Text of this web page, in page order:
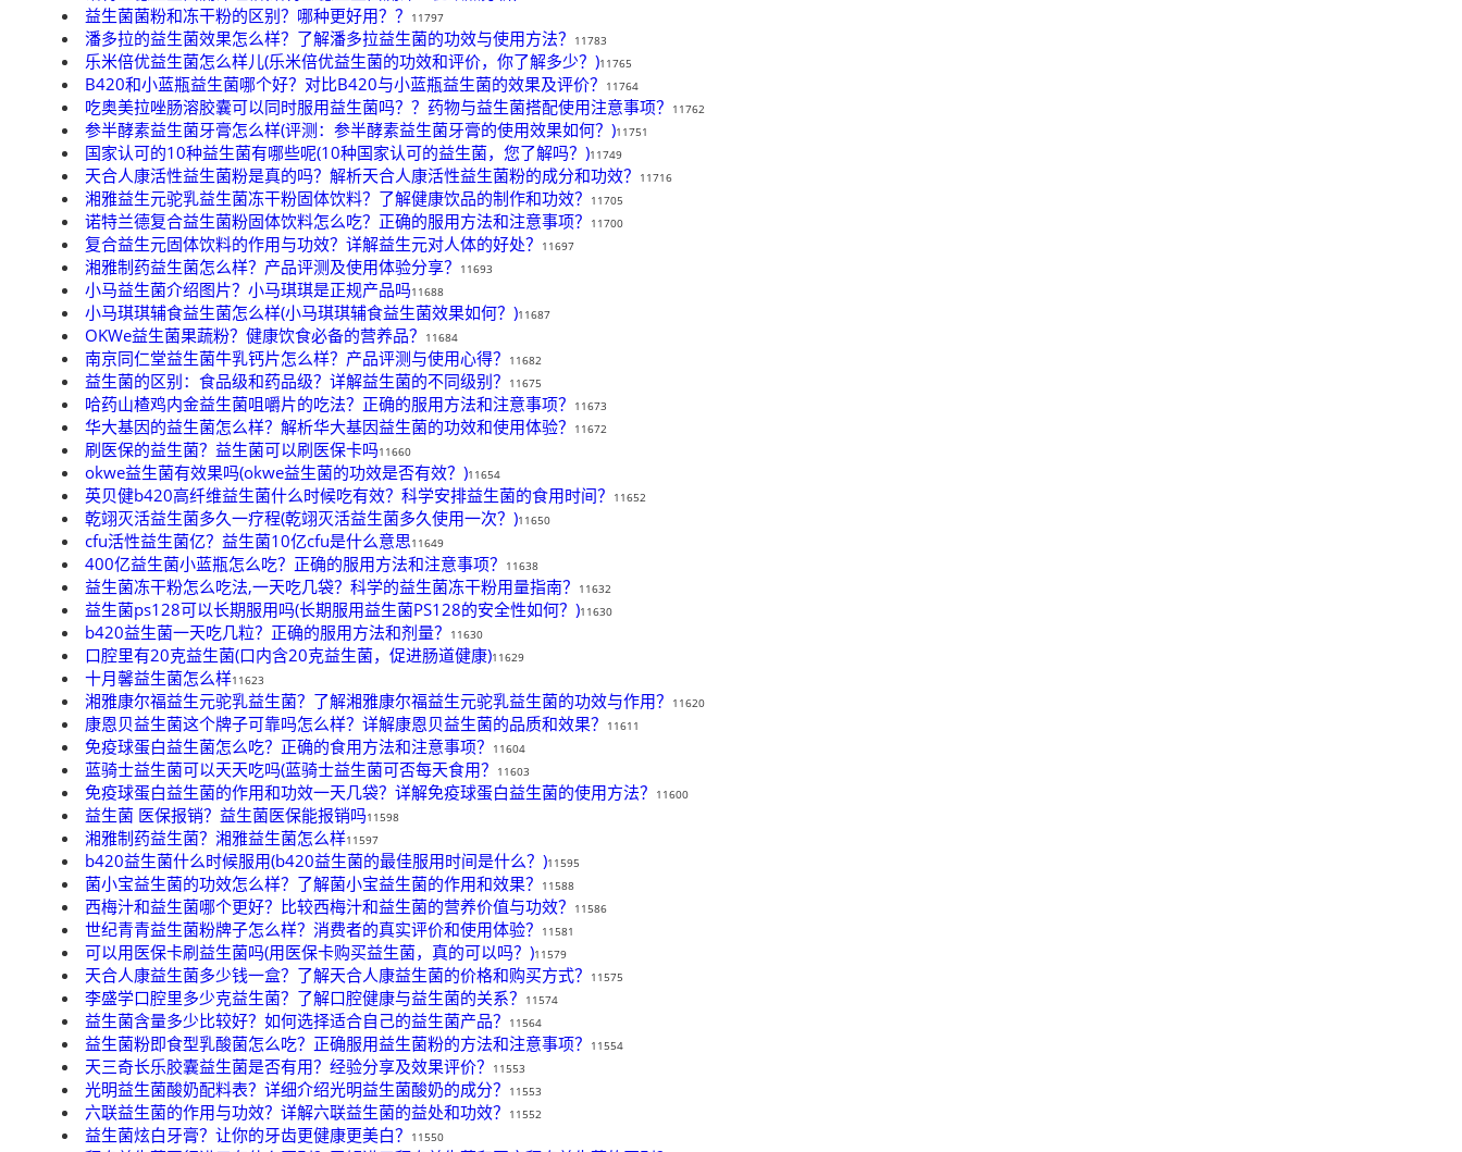
益生菌菌粉和冻干粉的区别？哪种更好用？？ 11797
潘多拉的益生菌效果怎么样？了解潘多拉益生菌的功效与使用方法？ 11783
乐米倍优益生菌怎么样儿(乐米倍优益生菌的功效和评价，你了解多少？)11765
B420和小蓝瓶益生菌哪个好？对比B420与小蓝瓶益生菌的效果及评价？ 11764
吃奥美拉唑肠溶胶囊可以同时服用益生菌吗？？药物与益生菌搭配使用注意事项？ 11762
参半酵素益生菌牙膏怎么样(评测：参半酵素益生菌牙膏的使用效果如何？)11751
国家认可的10种益生菌有哪些呢(10种国家认可的益生菌，您了解吗？)11749
天合人康活性益生菌粉是真的吗？解析天合人康活性益生菌粉的成分和功效？ 11716
湘雅益生元驼乳益生菌冻干粉固体饮料？了解健康饮品的制作和功效？ 11705
诺特兰德复合益生菌粉固体饮料怎么吃？正确的服用方法和注意事项？ 11700
复合益生元固体饮料的作用与功效？详解益生元对人体的好处？ 11697
湘雅制药益生菌怎么样？产品评测及使用体验分享？ 11693
小马益生菌介绍图片？小马琪琪是正规产品吗11688
小马琪琪辅食益生菌怎么样(小马琪琪辅食益生菌效果如何？)11687
OKWe益生菌果蔬粉？健康饮食必备的营养品？ 11684
南京同仁堂益生菌牛乳钙片怎么样？产品评测与使用心得？ 11682
益生菌的区别：食品级和药品级？详解益生菌的不同级别？ 11675
哈药山楂鸡内金益生菌咀嚼片的吃法？正确的服用方法和注意事项？ 11673
华大基因的益生菌怎么样？解析华大基因益生菌的功效和使用体验？ 11672
刷医保的益生菌？益生菌可以刷医保卡吗11660
okwe益生菌有效果吗(okwe益生菌的功效是否有效？)11654
英贝健b420高纤维益生菌什么时候吃有效？科学安排益生菌的食用时间？ 11652
乾翊灭活益生菌多久一疗程(乾翊灭活益生菌多久使用一次？)11650
cfu活性益生菌亿？益生菌10亿cfu是什么意思11649
400亿益生菌小蓝瓶怎么吃？正确的服用方法和注意事项？ 11638
益生菌冻干粉怎么吃法,一天吃几袋？科学的益生菌冻干粉用量指南？ 11632
益生菌ps128可以长期服用吗(长期服用益生菌PS128的安全性如何？)11630
b420益生菌一天吃几粒？正确的服用方法和剂量？ 11630
口腔里有20克益生菌(口内含20克益生菌，促进肠道健康)11629
十月馨益生菌怎么样11623
湘雅康尔福益生元驼乳益生菌？了解湘雅康尔福益生元驼乳益生菌的功效与作用？ 11620
康恩贝益生菌这个牌子可靠吗怎么样？详解康恩贝益生菌的品质和效果？ 11611
免疫球蛋白益生菌怎么吃？正确的食用方法和注意事项？ 11604
蓝骑士益生菌可以天天吃吗(蓝骑士益生菌可否每天食用？ 11603
免疫球蛋白益生菌的作用和功效一天几袋？详解免疫球蛋白益生菌的使用方法？ 11600
益生菌 医保报销？益生菌医保能报销吗11598
湘雅制药益生菌？湘雅益生菌怎么样11597
b420益生菌什么时候服用(b420益生菌的最佳服用时间是什么？)11595
菌小宝益生菌的功效怎么样？了解菌小宝益生菌的作用和效果？ 11588
西梅汁和益生菌哪个更好？比较西梅汁和益生菌的营养价值与功效？ 11586
世纪青青益生菌粉牌子怎么样？消费者的真实评价和使用体验？ 11581
可以用医保卡刷益生菌吗(用医保卡购买益生菌，真的可以吗？)11579
天合人康益生菌多少钱一盒？了解天合人康益生菌的价格和购买方式？ 11575
李盛学口腔里多少克益生菌？了解口腔健康与益生菌的关系？ 11574
益生菌含量多少比较好？如何选择适合自己的益生菌产品？ 11564
益生菌粉即食型乳酸菌怎么吃？正确服用益生菌粉的方法和注意事项？ 11554
天三奇长乐胶囊益生菌是否有用？经验分享及效果评价？ 11553
光明益生菌酸奶配料表？详细介绍光明益生菌酸奶的成分？ 11553
六联益生菌的作用与功效？详解六联益生菌的益处和功效？ 11552
益生菌炫白牙膏？让你的牙齿更健康更美白？ 11550